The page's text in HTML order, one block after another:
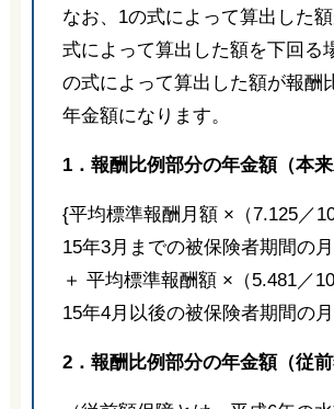
なお、1の式によって算出した
式によって算出した額を下回る
の式によって算出した額が報酬
年金額になります。
1．報酬比例部分の年金額（本来
{平均標準報酬月額 ×（7.125／
15年3月までの被保険者期間の
＋ 平均標準報酬額 ×（5.481／
15年4月以後の被保険者期間の
2．報酬比例部分の年金額（従前